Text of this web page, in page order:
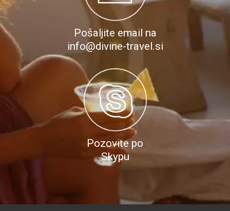
Pošaljite email na
info@divine-travel.si
Pozovite po
Skypu